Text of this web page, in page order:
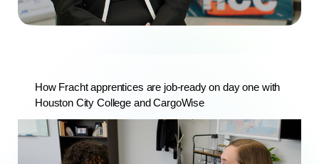
How Fracht apprentices are job-ready on day one with
Houston City College and CargoWise